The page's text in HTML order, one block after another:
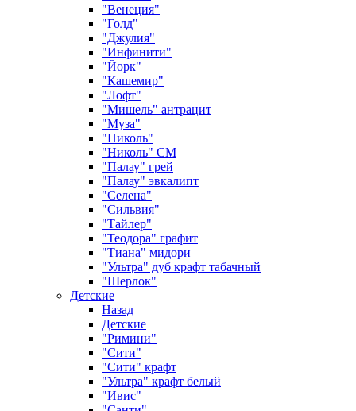
"Венеция"
"Голд"
"Джулия"
"Инфинити"
"Йорк"
"Кашемир"
"Лофт"
"Мишель" антрацит
"Муза"
"Николь"
"Николь" СМ
"Палау" грей
"Палау" эвкалипт
"Селена"
"Сильвия"
"Тайлер"
"Теодора" графит
"Тиана" мидори
"Ультра" дуб крафт табачный
"Шерлок"
Детские
Назад
Детские
"Римини"
"Сити"
"Сити" крафт
"Ультра" крафт белый
"Ивис"